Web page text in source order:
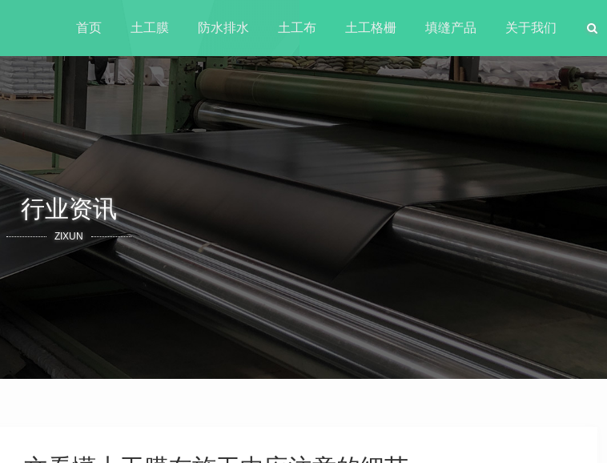
首页 土工膜 防水排水 土工布 土工格栅 填缝产品 关于我们
行业资讯
ZIXUN